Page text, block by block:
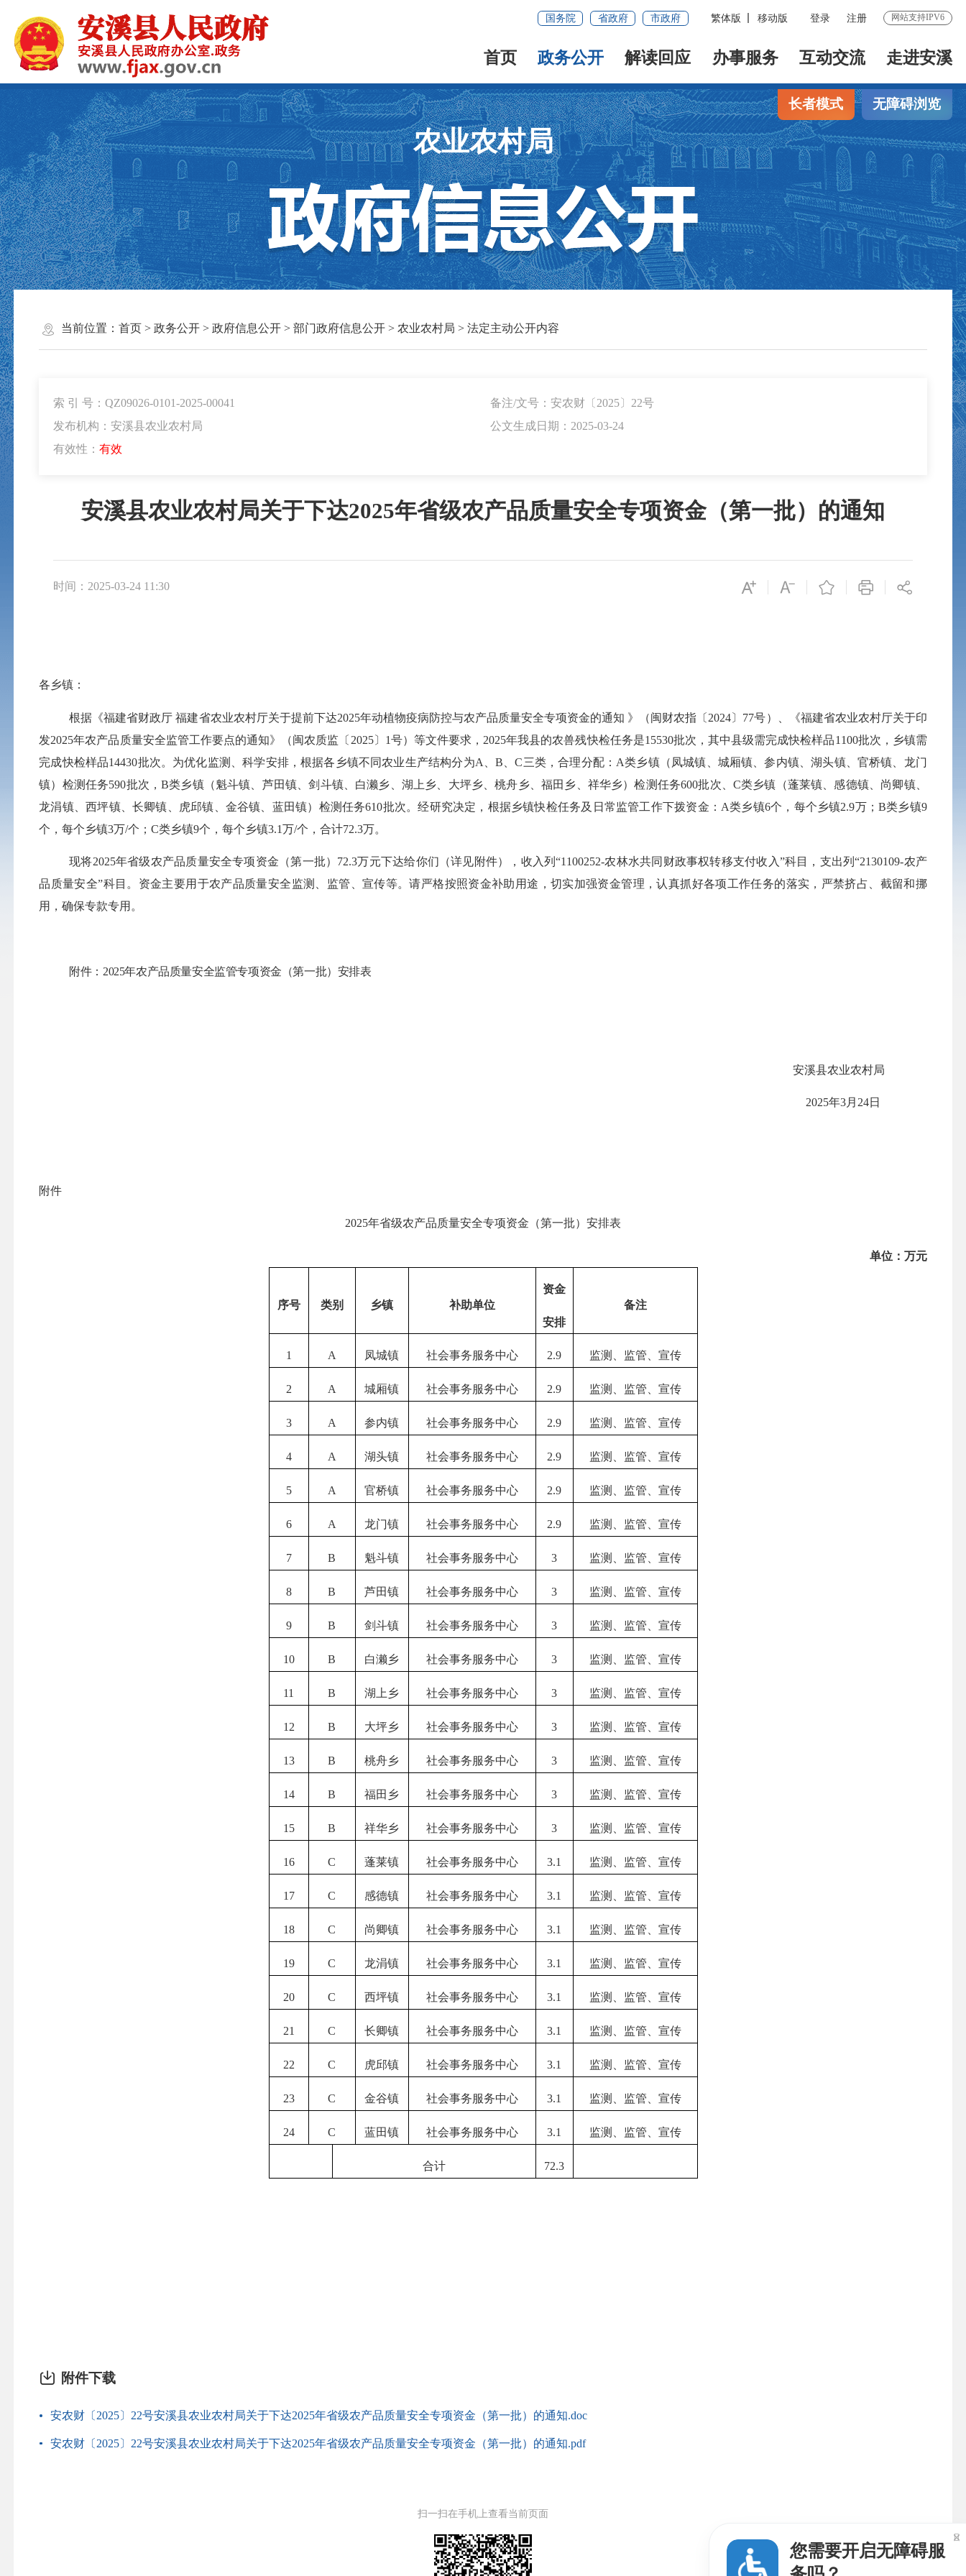
国务院 省政府 市政府 繁体版 移动版 登录 注册 网站支持IPV6
首页 政务公开 解读回应 办事服务 互动交流 走进安溪
长者模式 无障碍浏览
农业农村局
当前位置： 首页> 政务公开> 政府信息公开> 部门政府信息公开> 农业农村局 > 法定主动公开内容
索 引 号：QZ09026-0101-2025-00041
备注/文号：安农财〔2025〕22号
发布机构：安溪县农业农村局
公文生成日期：2025-03-24
有效性： 有效
安溪县农业农村局关于下达2025年省级农产品质量安全专项资金（第一批）的通知
时间：2025-03-24 11:30
各乡镇：
根据《福建省财政厅 福建省农业农村厅关于提前下达2025年动植物疫病防控与农产品质量安全专项资金的通知 》（闽财农指〔2024〕77号）、《福建省农业农村厅关于印
发2025年农产品质量安全监管工作要点的通知》（闽农质监〔2025〕 1号）等文件要求，2025年我县的农兽残快检任务是15530批次，其中县级需完成快检样品1100批次，乡镇需
完成快检样品14430批次。 为优化监测、科学安排，根据各乡镇不同农业生产结构分为A、B、C三类，合理分配：A类乡镇（凤城镇、城厢镇、参内镇、湖头镇、官桥镇、龙门
镇）检测任务590批次，B类乡镇（魁斗镇、芦田镇、剑斗镇、白濑乡、湖上乡、大坪乡、桃舟乡、福田乡、祥华乡）检测任务600批次、C类乡镇（蓬莱镇、感德镇、尚卿镇、
龙涓镇、西坪镇、长卿镇、虎邱镇、金谷镇、蓝田镇）检测任务610批次。经研究决定，根据乡镇快检任务及日常监管工作下拨资金： A类乡镇6个，每个乡镇2.9万；B类乡镇9
个，每个乡镇3万/个；C类乡镇9个，每个乡镇3.1万/个，合计72.3万。
现将2025年省级农产品质量安全专项资金（第一批） 72.3万元下达给你们（详见附件），收入列“1100252-农林水共同财政事权转移支付收入”科目，支出列“2130109-农产
品质量安全”科目。资金主要用于农产品质量安全监测、监管、宣传等。请严格按照资金补助用途，切实加强资金管理，认真抓好各项工作任务的落实，严禁挤占、截留和挪
用，确保专款专用。
附件： 2025年农产品质量安全监管专项资金 （第一批） 安排表
安溪县农业农村局
2025年3月 24日
附件
2025年省级农产品质量安全专项资金（第一批）安排表
单位：万元
序号 类别 乡镇 补助单位
资金
安排
备注
1 A 凤城镇 社会事务服务中心 2.9 监测、监管、宣传
2 A 城厢镇 社会事务服务中心 2.9 监测、监管、宣传
3 A 参内镇 社会事务服务中心 2.9 监测、监管、宣传
4 A 湖头镇 社会事务服务中心 2.9 监测、监管、宣传
5 A 官桥镇 社会事务服务中心 2.9 监测、监管、宣传
6 A 龙门镇 社会事务服务中心 2.9 监测、监管、宣传
7 B 魁斗镇 社会事务服务中心 3 监测、监管、宣传
8 B 芦田镇 社会事务服务中心 3 监测、监管、宣传
9 B 剑斗镇 社会事务服务中心 3 监测、监管、宣传
10 B 白濑乡 社会事务服务中心 3 监测、监管、宣传
11 B 湖上乡 社会事务服务中心 3 监测、监管、宣传
12 B 大坪乡 社会事务服务中心 3 监测、监管、宣传
13 B 桃舟乡 社会事务服务中心 3 监测、监管、宣传
14 B 福田乡 社会事务服务中心 3 监测、监管、宣传
15 B 祥华乡 社会事务服务中心 3 监测、监管、宣传
16 C 蓬莱镇 社会事务服务中心 3.1 监测、监管、宣传
17 C 感德镇 社会事务服务中心 3.1 监测、监管、宣传
18 C 尚卿镇 社会事务服务中心 3.1 监测、监管、宣传
19 C 龙涓镇 社会事务服务中心 3.1 监测、监管、宣传
20 C 西坪镇 社会事务服务中心 3.1 监测、监管、宣传
21 C 长卿镇 社会事务服务中心 3.1 监测、监管、宣传
22 C 虎邱镇 社会事务服务中心 3.1 监测、监管、宣传
23 C 金谷镇 社会事务服务中心 3.1 监测、监管、宣传
24 C 蓝田镇 社会事务服务中心 3.1 监测、监管、宣传
合计 72.3
附件下载
安农财〔2025〕22号安溪县农业农村局关于下达2025年省级农产品质量安全专项资金（第一批）的通知.doc
安农财〔2025〕22号安溪县农业农村局关于下达2025年省级农产品质量安全专项资金（第一批）的通知.pdf
扫一扫在手机上查看当前页面
您需要开启无障碍服
